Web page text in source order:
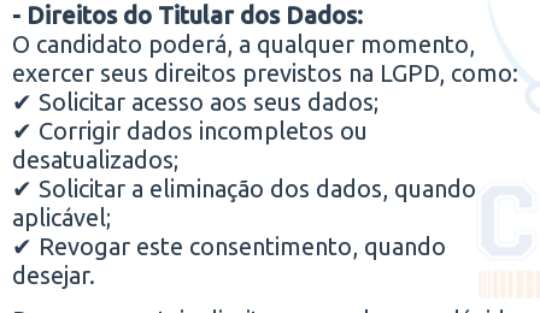
- Direitos do Titular dos Dados:
O candidato poderá, a qualquer momento,
exercer seus direitos previstos na LGPD, como:
✔ Solicitar acesso aos seus dados;
✔ Corrigir dados incompletos ou
desatualizados;
✔ Solicitar a eliminação dos dados, quando
aplicável;
✔ Revogar este consentimento, quando
desejar.